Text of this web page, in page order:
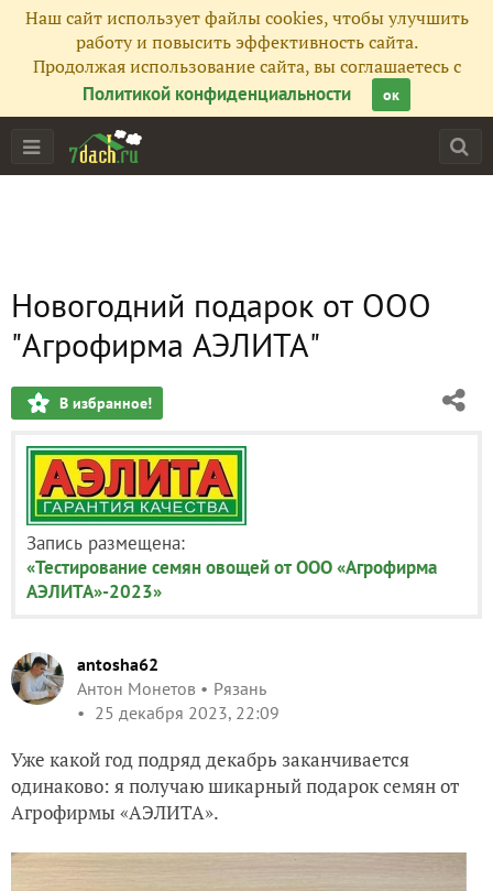
Наш сайт использует файлы cookies, чтобы улучшить
работу и повысить эффективность сайта.
Продолжая использование сайта, вы соглашаетесь с
Политикой конфиденциальности
ок
Новогодний подарок от ООО
"Агрофирма АЭЛИТА"
В избранное!
Запись размещена:
«Тестирование семян овощей от ООО «Агрофирма
АЭЛИТА»-2023»
antosha62
Антон Монетов
Рязань
25 декабря 2023, 22:09
Уже какой год подряд декабрь заканчивается
одинаково: я получаю шикарный подарок семян от
Агрофирмы «АЭЛИТА».